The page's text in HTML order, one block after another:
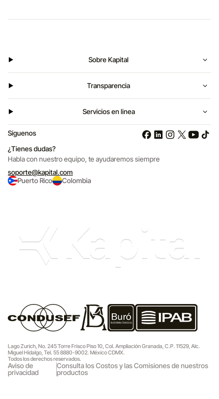
Sobre Kapital
Transparencia
Servicios en linea
Síguenos
¿Tienes dudas?
Habla con nuestro equipo, te ayudaremos siempre
soporte@kapital.com
Puerto Rico
Colombia
Lago Zurich, No. 245 Torre Frisco Piso 10, Col. Ampliación Granada, C.P. 11529, Alc.
Miguel Hidalgo, Tel. 55 8880-9002. México CDMX.
Todos los derechos reservados.
Aviso de
privacidad
Consulta los Costos y las Comisiones de nuestros
productos